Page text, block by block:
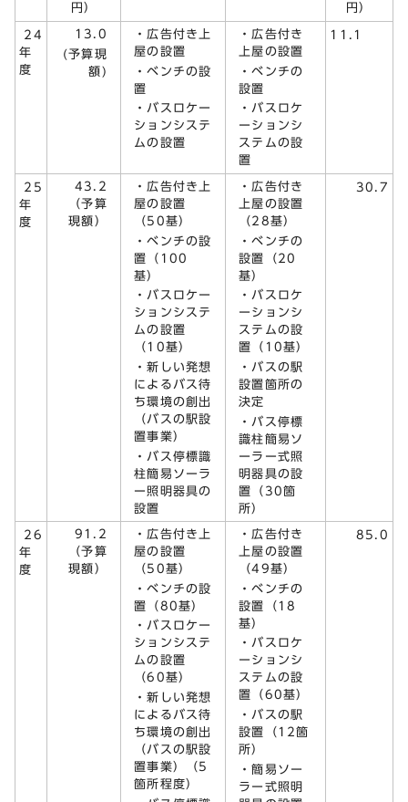
円）
円）
24
年
度
13.0
(予算現
額)
・広告付き上
屋の設置
・ベンチの設
置
・バスロケー
ションシステ
ムの設置
・広告付き
上屋の設置
・ベンチの
設置
・バスロケ
ーションシ
ステムの設
置
11.1
25
年
度
43.2
（予算
現額）
・広告付き上
屋の設置
（50基）
・ベンチの設
置（100
基）
・バスロケー
ションシステ
ムの設置
（10基）
・新しい発想
によるバス待
ち環境の創出
（バスの駅設
置事業）
・バス停標識
柱簡易ソーラ
ー照明器具の
設置
・広告付き
上屋の設置
（28基）
・ベンチの
設置（20
基）
・バスロケ
ーションシ
ステムの設
置（10基）
・バスの駅
設置箇所の
決定
・バス停標
識柱簡易ソ
ーラー式照
明器具の設
置（30箇
所）
30.7
26
年
度
91.2
（予算
現額）
・広告付き上
屋の設置
（50基）
・ベンチの設
置（80基）
・バスロケー
ションシステ
ムの設置
（60基）
・新しい発想
によるバス待
ち環境の創出
（バスの駅設
置事業）（5
箇所程度）
・広告付き
上屋の設置
（49基）
・ベンチの
設置（18
基）
・バスロケ
ーションシ
ステムの設
置（60基）
・バスの駅
設置（12箇
所）
・簡易ソー
ラー式照明
85.0